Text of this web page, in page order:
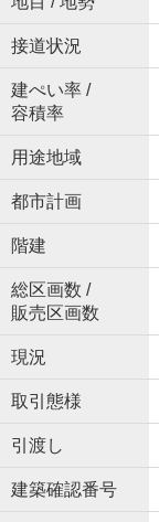
接道状況
建ぺい率 /
容積率
用途地域
都市計画
階建
総区画数 /
販売区画数
現況
取引態様
引渡し
建築確認番号